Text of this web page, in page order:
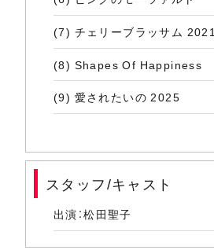
(7) チェリーブラッサム 2021
(8) Shapes Of Happiness
(9) 愛されたいの 2025
(11) Star 2025
(12) SWEET MEMORIES
スタッフ/キャスト
出演：松田聖子